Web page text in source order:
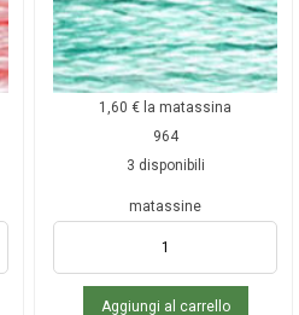
1,60€ la matassina
964
3 disponibili
matassine
Aggiungi al carrello